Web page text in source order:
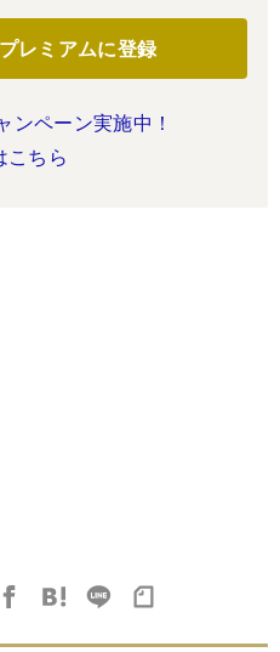
レミアムに登録
ンペーン実施中！
こちら